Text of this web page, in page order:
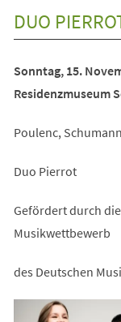
neuen
Tab)
DUO
Sonntag, 15.
Residenzmuseum
Poulenc,
Duo Pierrot
Gefördert durch
Musikwettbewerb
des Deutschen